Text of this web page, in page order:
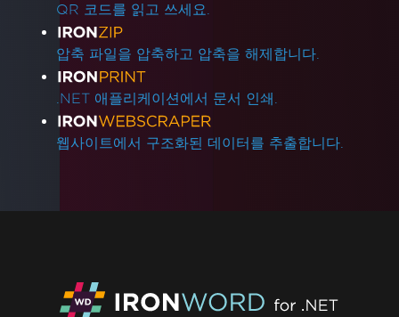
QR 코드를 읽고 쓰세요.
압축 파일을 압축하고 압축을 해제합니다.
.NET 애플리케이션에서 문서 인쇄.
웹사이트에서 구조화된 데이터를 추출합니다.